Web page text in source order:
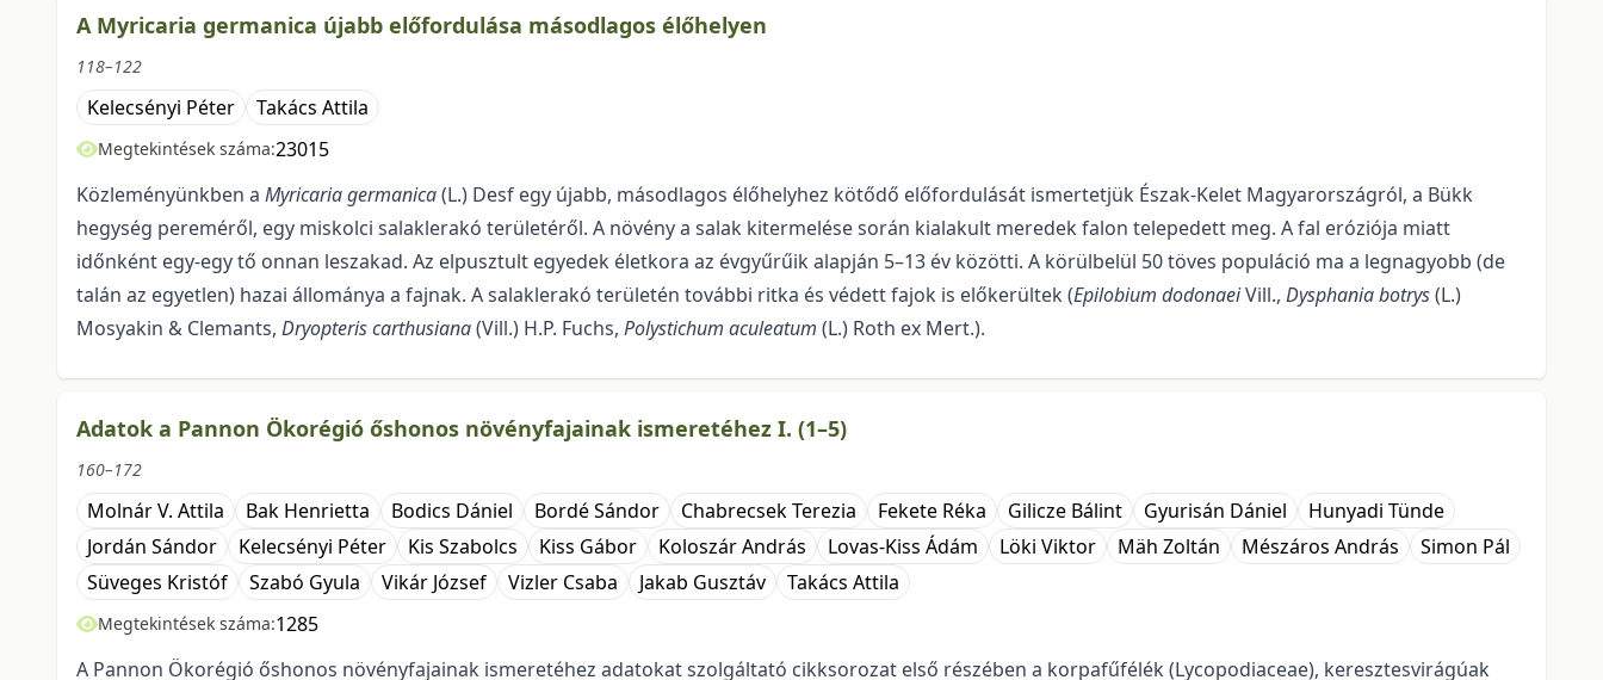
A Myricaria germanica újabb előfordulása másodlagos élőhelyen
118–122
Kelecsényi Péter Takács Attila
Megtekintések száma:23015
Közleményünkben a Myricaria germanica(L.) Desf egy újabb, másodlagos élőhelyhez kötődő előfordulását ismertetjük Észak-Kelet Magyarországról, a Bükk
hegység pereméről, egy miskolci salaklerakó területéről. A növény a salak kitermelése során kialakult meredek falon telepedett meg. A fal eróziója miatt
időnként egy-egy tő onnan leszakad. Az elpusztult egyedek életkora az évgyűrűik alapján 5–13 év közötti. A körülbelül 50 töves populáció ma a legnagyobb (de
talán az egyetlen) hazai állománya a fajnak. A salaklerakó területén további ritka és védett fajok is előkerültek (Epilobium dodonaeiVill., Dysphania botrys(L.)
Mosyakin & Clemants, Dryopteris carthusiana(Vill.) H.P. Fuchs, Polystichum aculeatum (L.) Roth ex Mert.).
Adatok a Pannon Ökorégió őshonos növényfajainak ismeretéhez I. (1–5)
160–172
Molnár V. Attila Bak Henrietta Bodics Dániel Bordé Sándor Chabrecsek Terezia Fekete Réka Gilicze Bálint Gyurisán Dániel
Hunyadi Tünde
Jordán Sándor
Kelecsényi Péter Kis Szabolcs Kiss Gábor Koloszár András Lovas-Kiss Ádám Löki Viktor Mäh Zoltán Mészáros András
Simon Pál
Süveges Kristóf
Szabó Gyula Vikár József Vizler Csaba Jakab Gusztáv Takács Attila
Megtekintések száma:1285
A Pannon Ökorégió őshonos növényfajainak ismeretéhez adatokat szolgáltató cikkso­rozat első részében a korpafűfélék (Lycopodiaceae), keresztesvirágúak